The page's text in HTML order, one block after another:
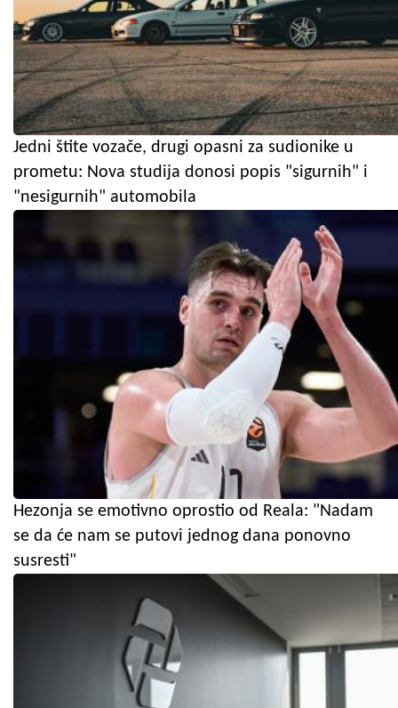
Jedni štite vozače, drugi opasni za sudionike u
prometu: Nova studija donosi popis "sigurnih" i
"nesigurnih" automobila
Hezonja se emotivno oprostio od Reala: "Nadam
se da će nam se putovi jednog dana ponovno
susresti"